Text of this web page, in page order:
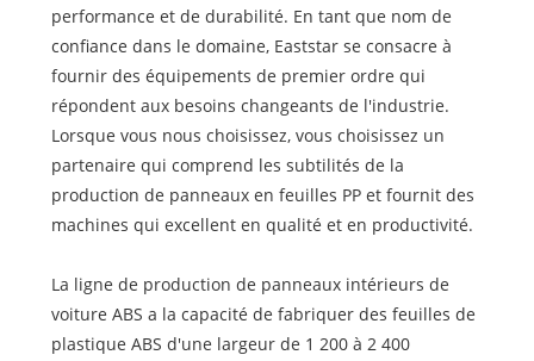
performance et de durabilité. En tant que nom de
confiance dans le domaine, Eaststar se consacre à
fournir des équipements de premier ordre qui
répondent aux besoins changeants de l'industrie.
Lorsque vous nous choisissez, vous choisissez un
partenaire qui comprend les subtilités de la
production de panneaux en feuilles PP et fournit des
machines qui excellent en qualité et en productivité.
La ligne de production de panneaux intérieurs de
voiture ABS a la capacité de fabriquer des feuilles de
plastique ABS d'une largeur de 1 200 à 2 400